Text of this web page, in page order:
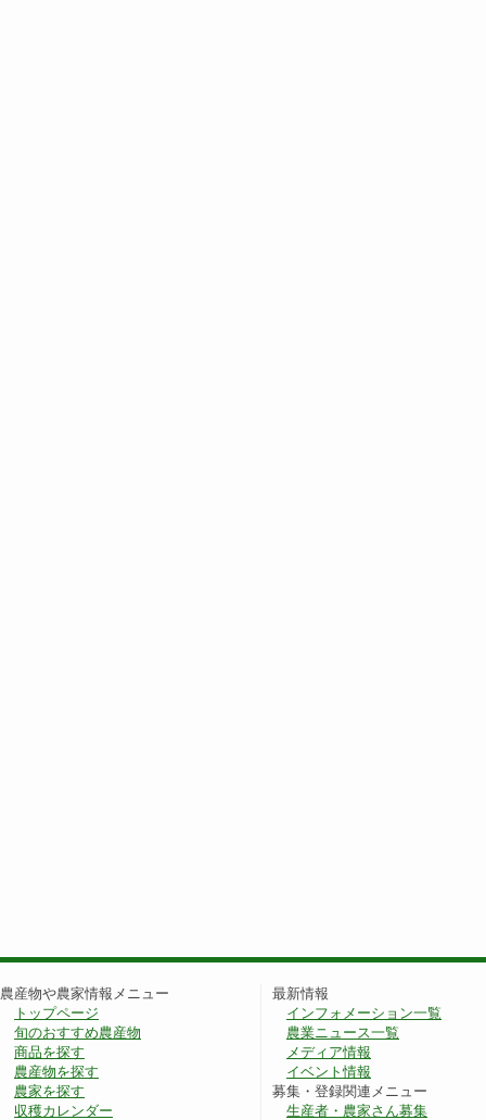
農産物や農家情報メニュー
トップページ
旬のおすすめ農産物
商品を探す
農産物を探す
農家を探す
収穫カレンダー
最新情報
インフォメーション一覧
農業ニュース一覧
メディア情報
イベント情報
募集・登録関連メニュー
生産者・農家さん募集